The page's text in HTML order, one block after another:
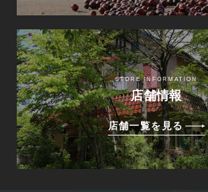
STORE INFORMATION
店舗情報
店舗一覧を見る